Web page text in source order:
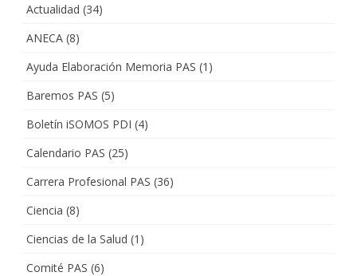
Actualidad (34)
ANECA (8)
Ayuda Elaboración Memoria PAS (1)
Baremos PAS (5)
Boletín iSOMOS PDI (4)
Calendario PAS (25)
Carrera Profesional PAS (36)
Ciencia (8)
Ciencias de la Salud (1)
Comité PAS (6)